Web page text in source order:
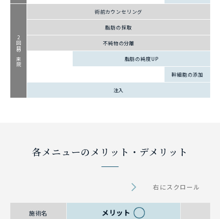
2回目の来院
術前カウンセリング
脂肪の採取
不純物の分離
脂肪の純度UP
幹細胞の添加
注入
各メニューのメリット・デメリット
右にスクロール
施術名 メリット